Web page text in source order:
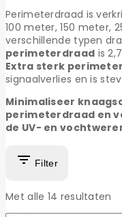
Perimeterdraad is
100 meter, 150 meter,
verschillende typen
perimeterdraad is
Extra sterk
signaalverlies en is
Minimaliseer
perimeterdraad en
de UV- en
Filter
Met alle 14 resultaten